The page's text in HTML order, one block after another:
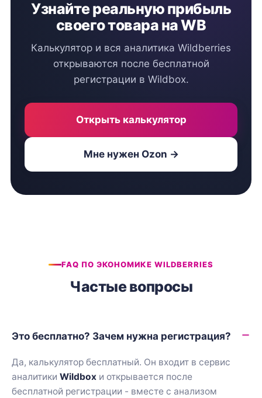
Узнайте реальную прибыль
своего товара на WB
Калькулятор и вся аналитика Wildberries
открываются после бесплатной
регистрации в Wildbox.
Открыть калькулятор
Мне нужен Ozon →
FAQ ПО ЭКОНОМИКЕ WILDBERRIES
Частые вопросы
Это бесплатно? Зачем нужна регистрация?
Да, калькулятор бесплатный. Он входит в сервис
аналитики Wildbox и открывается после
бесплатной регистрации - вместе с анализом